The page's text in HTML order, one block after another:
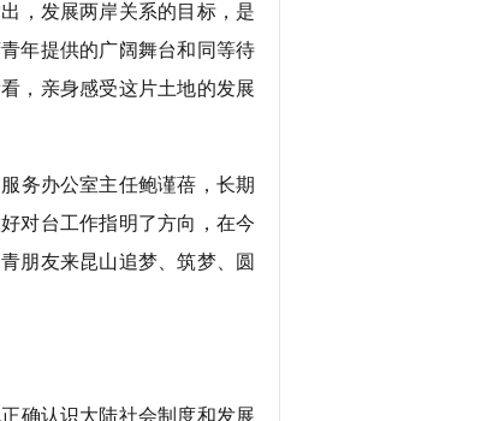
，发展两岸关系的目标，是
年提供的广阔舞台和同等待
，亲身感受这片土地的发展
务办公室主任鲍谨蓓，长期
对台工作指明了方向，在今
朋友来昆山追梦、筑梦、圆
确认识大陆社会制度和发展